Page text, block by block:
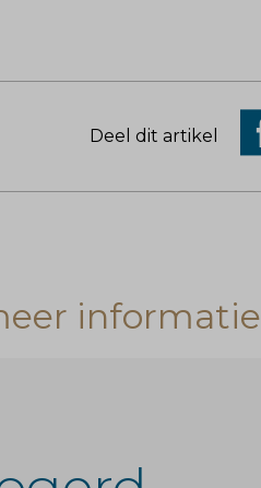
Deel dit artikel
informatie